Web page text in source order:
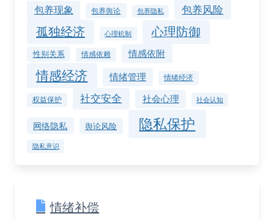
包养现象 包养舆论 包养隐私 包养风险
孤独经济 心理机制 心理防御
性别关系 情感依赖 情感依附
情感经济 情绪管理 情绪经济
权益保护 社交安全 社会心理 社会认知
网络隐私 舆论风险 隐私保护
隐私意识
情绪补偿